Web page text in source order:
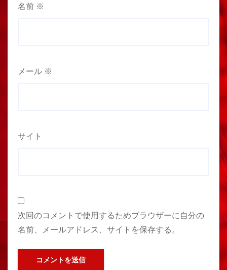
名前 ※
メール ※
サイト
次回のコメントで使用するためブラウザーに自分の
名前、メールアドレス、サイトを保存する。